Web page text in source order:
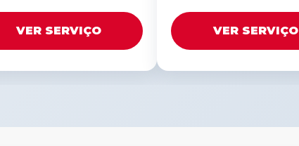
VER SERVIÇO VER SERVIÇO